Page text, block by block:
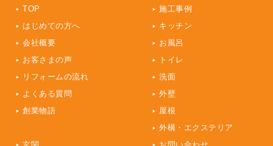
TOP
はじめての方へ
会社概要
お客さまの声
リフォームの流れ
よくある質問
創業物語
施工事例
キッチン
お風呂
トイレ
洗面
外壁
屋根
外構・エクステリア